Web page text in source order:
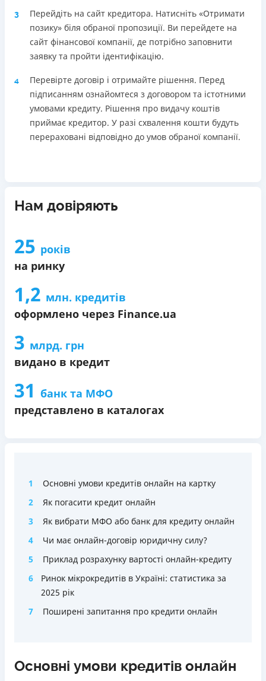
3
Перейдіть на сайт кредитора. Натисніть «Отримати
позику» біля обраної пропозиції. Ви перейдете на
сайт фінансової компанії, де потрібно заповнити
заявку та пройти ідентифікацію.
4
Перевірте договір і отримайте рішення. Перед
підписанням ознайомтеся з договором та істотними
умовами кредиту. Рішення про видачу коштів
приймає кредитор. У разі схвалення кошти будуть
перераховані відповідно до умов обраної компанії.
Нам довіряють
25 років
на ринку
1,2 млн. кредитів
оформлено через Finance.ua
3 млрд. грн
видано в кредит
31 банк та МФО
представлено в каталогах
1
Основні умови кредитів онлайн на картку
2
Як погасити кредит онлайн
3
Як вибрати МФО або банк для кредиту онлайн
4
Чи має онлайн-договір юридичну силу?
5
Приклад розрахунку вартості онлайн-кредиту
6
Ринок мікрокредитів в Україні: статистика за
2025 рік
7
Поширені запитання про кредити онлайн
Основні умови кредитів онлайн